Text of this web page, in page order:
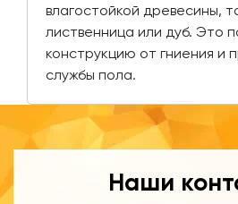
влагостойкой древесины,
лиственница или дуб. Это
конструкцию от гниения и
службы пола.
Наши